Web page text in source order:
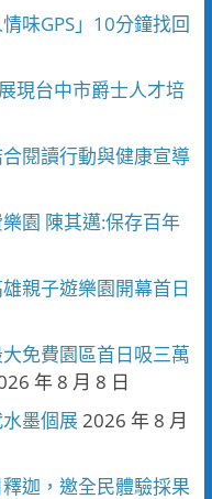
味GPS」10分鐘找回
現台中市爵士人才培
閱讀行動與健康宣導
園 陳其邁:保存百年
親子遊樂園開幕首日
免費園區首日吸三萬
年 8 月 8 日
墨個展2026 年 8 月
迦，邀全民體驗採果